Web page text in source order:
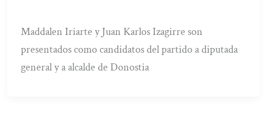
Maddalen Iriarte y Juan Karlos Izagirre son
presentados como candidatos del partido a diputada
general y a alcalde de Donostia